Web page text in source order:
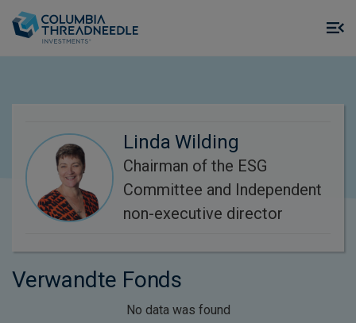
Linda Wilding
Chairman of the ESG
Committee and Independent
non-executive director
Verwandte Fonds
No data was found